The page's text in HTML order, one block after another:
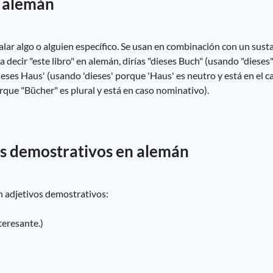
algo o alguien específico. Se usan en combinación con un
"este libro" en alemán, dirías "dieses Buch" (usando
Haus' (usando 'dieses' porque 'Haus' es neutro y está en el
"Bücher" es plural y está en caso nominativo).
demostrativos en alemán
adjetivos demostrativos: